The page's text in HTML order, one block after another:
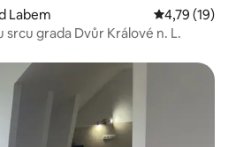
Labem Prosječna
4,79 (19)
grada Dvůr Králové n. L.